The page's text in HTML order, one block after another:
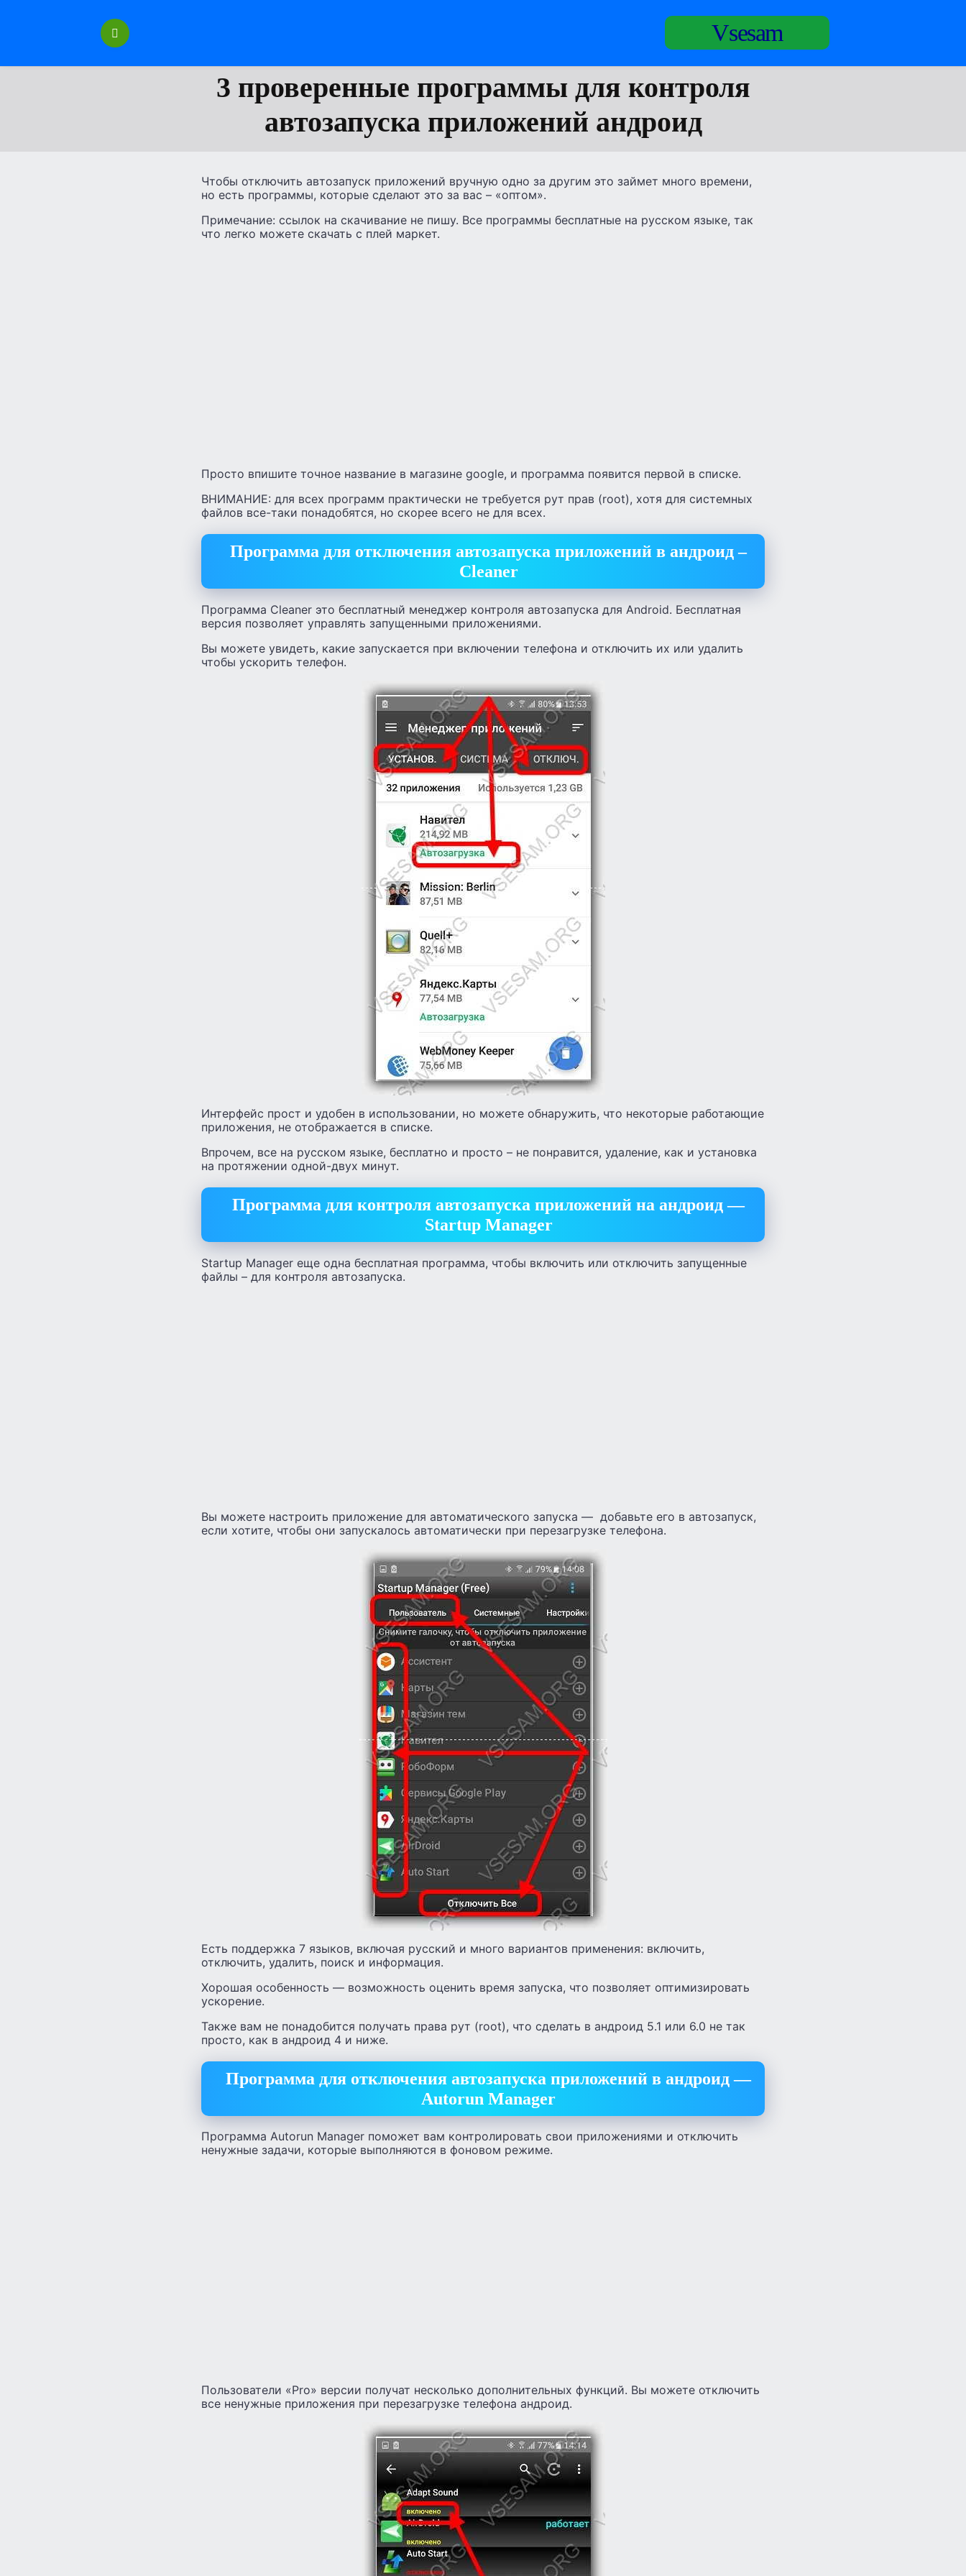
Vsesam
3 проверенные программы для контроля
автозапуска приложений андроид
Чтобы отключить автозапуск приложений вручную одно за другим это займет много времени,
но есть программы, которые сделают это за вас – «оптом».
Примечание: ссылок на скачивание не пишу. Все программы бесплатные на русском языке, так
что легко можете скачать с плей маркет.
Просто впишите точное название в магазине google, и программа появится первой в списке.
ВНИМАНИЕ: для всех программ практически не требуется рут прав (root), хотя для системных
файлов все-таки понадобятся, но скорее всего не для всех.
Программа для отключения автозапуска приложений в андроид –
Cleaner
Программа Cleaner это бесплатный менеджер контроля автозапуска для Android. Бесплатная
версия позволяет управлять запущенными приложениями.
Вы можете увидеть, какие запускается при включении телефона и отключить их или удалить
чтобы ускорить телефон.
Интерфейс прост и удобен в использовании, но можете обнаружить, что некоторые работающие
приложения, не отображается в списке.
Впрочем, все на русском языке, бесплатно и просто – не понравится, удаление, как и установка
на протяжении одной-двух минут.
Программа для контроля автозапуска приложений на андроид —
Startup Manager
Startup Manager еще одна бесплатная программа, чтобы включить или отключить запущенные
файлы – для контроля автозапуска.
Вы можете настроить приложение для автоматического запуска — добавьте его в автозапуск,
если хотите, чтобы они запускалось автоматически при перезагрузке телефона.
Есть поддержка 7 языков, включая русский и много вариантов применения: включить,
отключить, удалить, поиск и информация.
Хорошая особенность — возможность оценить время запуска, что позволяет оптимизировать
ускорение.
Также вам не понадобится получать права рут (root), что сделать в андроид 5.1 или 6.0 не так
просто, как в андроид 4 и ниже.
Программа для отключения автозапуска приложений в андроид —
Autorun Manager
Программа Autorun Manager поможет вам контролировать свои приложениями и отключить
ненужные задачи, которые выполняются в фоновом режиме.
Пользователи «Pro» версии получат несколько дополнительных функций. Вы можете отключить
все ненужные приложения при перезагрузке телефона андроид.